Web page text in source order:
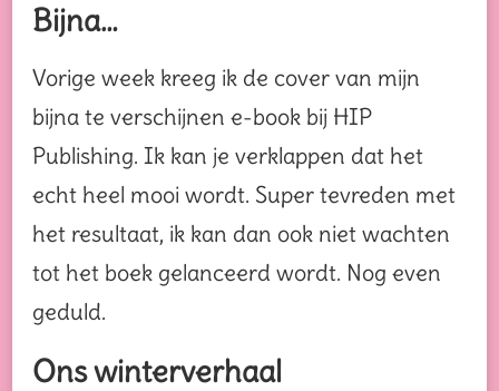
Bijna…
Vorige week kreeg ik de cover van mijn
bijna te verschijnen e-book bij HIP
Publishing. Ik kan je verklappen dat het
echt heel mooi wordt. Super tevreden met
het resultaat, ik kan dan ook niet wachten
tot het boek gelanceerd wordt. Nog even
geduld.
Ons winterverhaal